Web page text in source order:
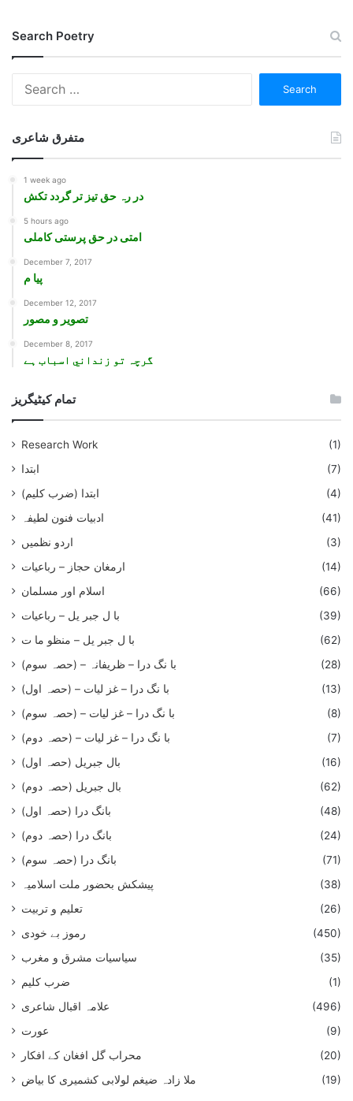
Search Poetry
متفرق شاعری
1 week ago
در رہ حق تیز تر گردد تکش
5 hours ago
امتی در حق پرستی کاملی
December 7, 2017
پيا م
December 12, 2017
تصوير و مصور
December 8, 2017
گرچہ تو زنداني اسباب ہے
تمام کیٹیگریز
Research Work
(1)
ابتدا
(7)
ابتدا (ضرب کلیم)
(4)
ادبیات فنون لطیفہ
(41)
اردو نظمیں
(3)
ارمغان حجاز – رباعیات
(14)
اسلام اور مسلمان
(66)
با ل جبر یل – رباعيات
(39)
با ل جبر یل – منظو ما ت
(62)
با نگ درا – ظریفانہ – (حصہ سوم)
(28)
با نگ درا – غز ليات – (حصہ اول)
(13)
با نگ درا – غز ليات – (حصہ سوم)
(8)
با نگ درا – غز لیات – (حصہ دوم)
(7)
بال جبریل (حصہ اول)
(16)
بال جبریل (حصہ دوم)
(62)
بانگ درا (حصہ اول)
(48)
بانگ درا (حصہ دوم)
(24)
بانگ درا (حصہ سوم)
(71)
پیشکش بحضور ملت اسلامیہ
(38)
تعلیم و تربیت
(26)
رموز بے خودی
(450)
سیاسیات مشرق و مغرب
(35)
ضرب کلیم
(1)
علامہ اقبال شاعری
(496)
عورت
(9)
محراب گل افغان کے افکار
(20)
ملا زادہ ضیغم لولابی کشمیری کا بیاض
(19)